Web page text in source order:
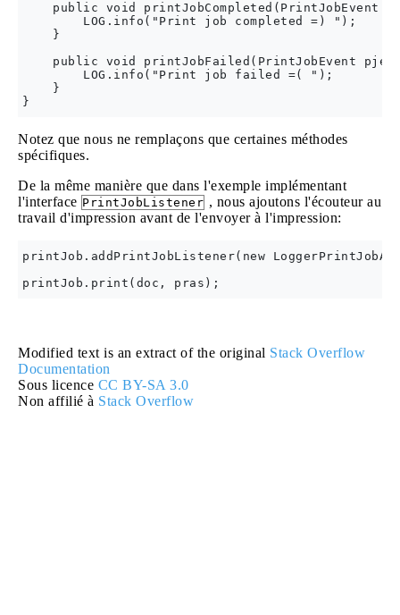
public void printJobCompleted(PrintJobEvent
        LOG.info("Print job completed =) ");
    }
public void printJobFailed(PrintJobEvent pje)
        LOG.info("Print job failed =( ");
    }
Notez que nous ne remplaçons que certaines méthodes
spécifiques.
De la même manière que dans l'exemple implémentant
l'interface PrintJobListener , nous ajoutons l'écouteur au
travail d'impression avant de l'envoyer à l'impression:
printJob.addPrintJobListener(new
Modified text is an extract of the original Stack Overflow
Documentation
Sous licence CC BY-SA 3.0
Non affilié à Stack Overflow